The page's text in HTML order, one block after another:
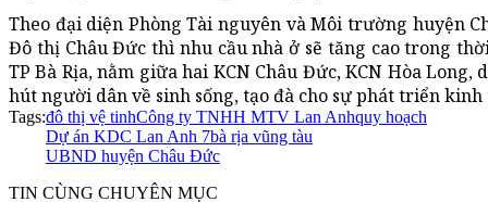
Theo đại diện Phòng Tài nguyên và Môi trường huyện
Đô thị Châu Đức thì nhu cầu nhà ở sẽ tăng cao trong
TP Bà Rịa, nằm giữa hai KCN Châu Đức, KCN Hòa
hút người dân về sinh sống, tạo đà cho sự phát triển
Tags:đô thị vệ tinhCông ty TNHH MTV Lan Anhquy hoạch
Dự án KDC Lan Anh 7bà rịa vũng tàu
UBND huyện Châu Đức
TIN CÙNG CHUYÊN MỤC